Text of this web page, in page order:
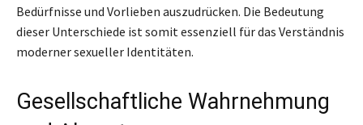
Bedürfnisse und Vorlieben auszudrücken. Die Bedeutung
dieser Unterschiede ist somit essenziell für das Verständnis
moderner sexueller Identitäten.
Gesellschaftliche Wahrnehmung